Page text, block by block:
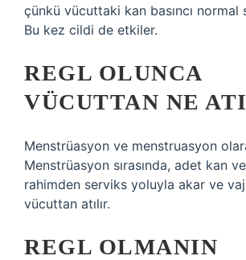
çünkü vücuttaki kan basıncı normal
Bu kez cildi de etkiler.
REGL OLUNCA
VÜCUTTAN NE
Menstrüasyon ve menstruasyon
Menstrüasyon sırasında, adet kan
rahimden serviks yoluyla akar ve
vücuttan atılır.
REGL OLMANIN